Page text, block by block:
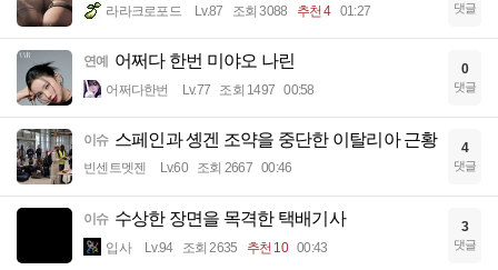
라라크로포드 Lv.87 조회 3088 추천 4 01:27 댓글
연예 어쩌다 한번 미야오 나린
어쩌다한번 Lv.77 조회 1497 00:58
0
댓글
이슈 스페인과 솅겐 조약을 중단한 이탈리아 근황
빈센트멧젠 Lv.60 조회 2667 00:46
4
댓글
이슈 수상한 장면을 목격한 택배기사
입사 Lv.94 조회 2635 추천 10 00:43
3
댓글